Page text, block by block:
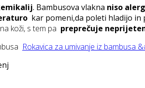
. Bambusova vlakna niso
kar pomeni,da poleti hladijo in
koži, s tem pa preprečuje
Rokavica za umivanje iz bambusa